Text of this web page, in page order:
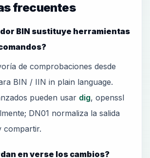
frecuentes
BIN sustituye herramientas
de comprobaciones desde
BIN / IIN in plain language.
pueden usar dig, openssl
DN01 normaliza la salida
compartir.
en verse los cambios?